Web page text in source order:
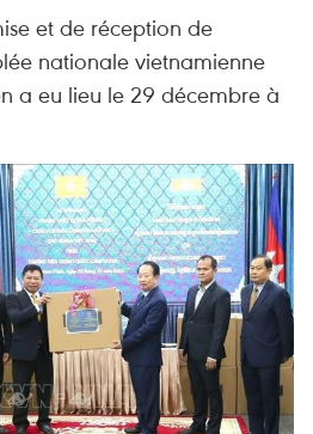
et de réception de
nationale vietnamienne
a eu lieu le 29 décembre à